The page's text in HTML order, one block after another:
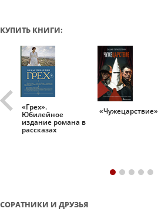
КУПИТЬ КНИГИ:
«Грех».
Юбилейное
издание романа в
рассказах
«Чужецарствие»
СОРАТНИКИ И ДРУЗЬЯ